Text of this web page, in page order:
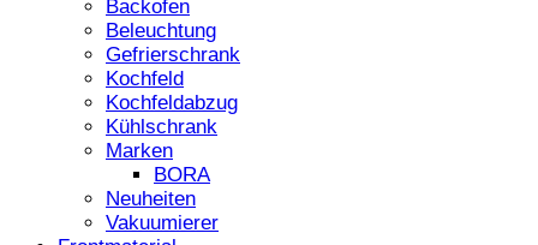
Backofen
Beleuchtung
Gefrierschrank
Kochfeld
Kochfeldabzug
Kühlschrank
Marken
BORA
Neuheiten
Vakuumierer